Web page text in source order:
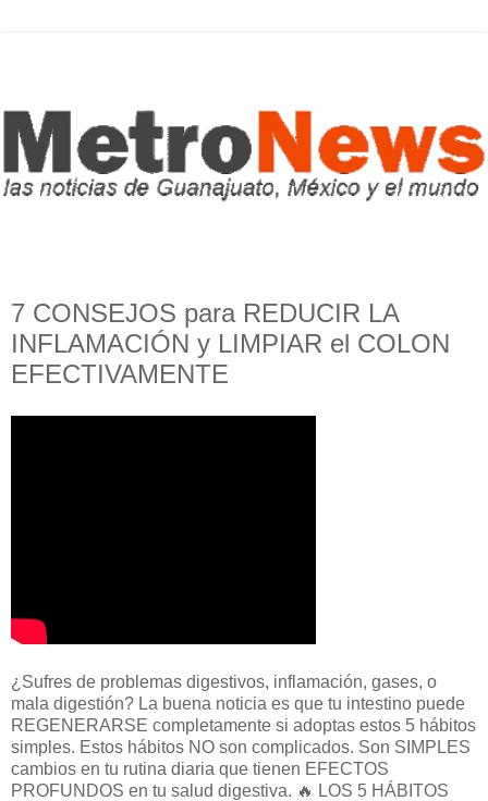
7 CONSEJOS para REDUCIR LA
INFLAMACIÓN y LIMPIAR el COLON
EFECTIVAMENTE
¿Sufres de problemas digestivos, inflamación, gases, o
mala digestión? La buena noticia es que tu intestino puede
REGENERARSE completamente si adoptas estos 5 hábitos
simples. Estos hábitos NO son complicados. Son SIMPLES
cambios en tu rutina diaria que tienen EFECTOS
PROFUNDOS en tu salud digestiva. 🔥 LOS 5 HÁBITOS